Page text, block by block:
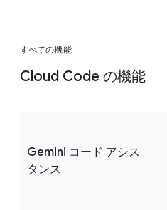
すべての機能
Cloud Code の機能
Gemini コード アシス
タンス